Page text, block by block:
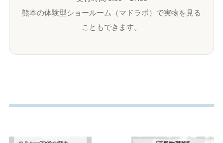
熊本の体験型ショールーム（マドラボ）で実物を見る
こともできます。